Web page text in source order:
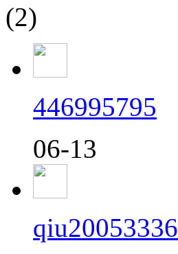
(2)
446995795
06-13
qiu20053336